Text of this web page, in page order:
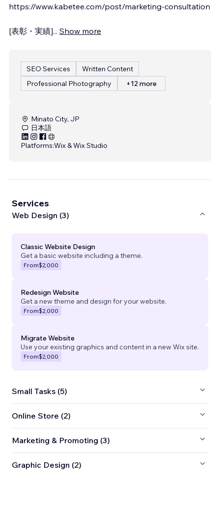
https://www.kabetee.com/post/marketing-consultation
[表彰・実績]... Show more
SEO Services
Written Content
Professional Photography
+12 more
Minato City, JP
日本語
Platforms:Wix & Wix Studio
Services
Web Design (3)
Classic Website Design
Get a basic website including a theme.
From$2,000
Redesign Website
Get a new theme and design for your website.
From$2,000
Migrate Website
Use your existing graphics and content in a new Wix site.
From$2,000
Small Tasks (5)
Online Store (2)
Marketing & Promoting (3)
Graphic Design (2)